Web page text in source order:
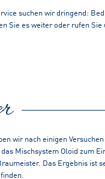
suchen wir dringend:
Sie es weiter oder rufen
wir nach einigen
Mischsystem Oloid zum
Das Ergebnis ist